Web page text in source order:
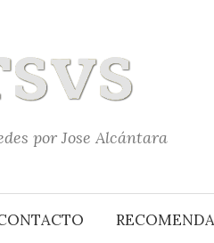
por Jose Alcántara